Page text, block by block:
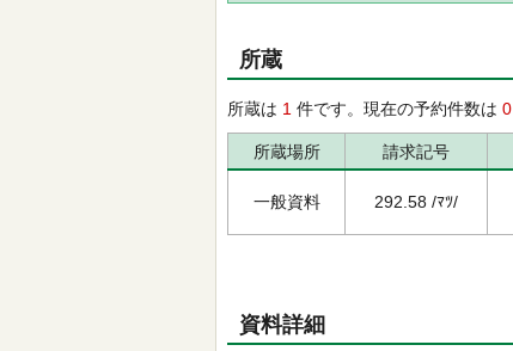
所蔵
所蔵は 1 件です。現在の予約件数は 0
所蔵場所 請求記号
一般資料 292.58 /ﾏﾂ/
資料詳細